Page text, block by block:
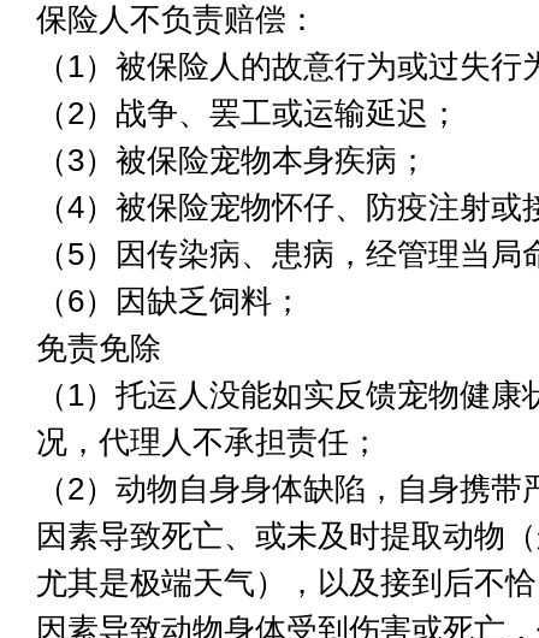
保险人不负责赔偿：
（1）被保险人的故意行为或过失行
（2）战争、罢工或运输延迟；
（3）被保险宠物本身疾病；
（4）被保险宠物怀仔、防疫注射或
（5）因传染病、患病，经管理当局
（6）因缺乏饲料；
免责免除
（1）托运人没能如实反馈宠物健
况，代理人不承担责任；
（2）动物自身身体缺陷，自身携
因素导致死亡、或未及时提取动物
尤其是极端天气），以及接到后不
因素导致动物身体受到伤害或死亡